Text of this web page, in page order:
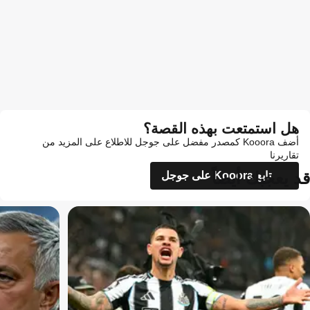
هل استمتعت بهذه القصة؟
أضف Kooora كمصدر مفضل على جوجل للاطلاع على المزيد من
تقاريرنا
تابع Kooora على جوجل
قد يعجبك أيضاً